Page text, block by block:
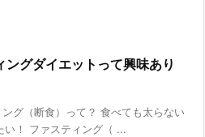
ングダイエットって興味あり
ング（断食）って？ 食べても太らない
い！ ファスティング（ ...